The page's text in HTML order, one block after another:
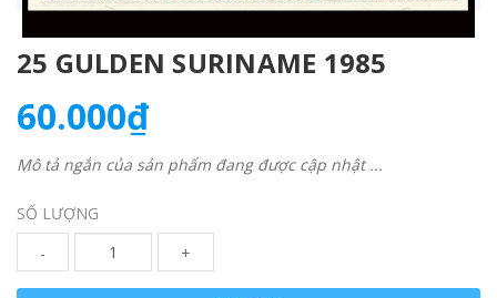
25 GULDEN SURINAME 1985
60.000₫
Mô tả ngắn của sản phẩm đang được cập nhật ...
SỐ LƯỢNG
-
+